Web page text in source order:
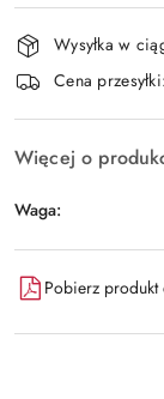
Dostępność
i
dostawa
Wysyłka w
Cena przesyłki:
Więcej o
Waga:
Pobierz produkt